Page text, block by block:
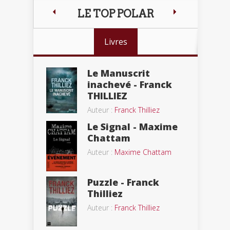
LE TOP POLAR
Livres
Le Manuscrit
inachevé - Franck
THILLIEZ
Auteur : Franck Thilliez
Le Signal - Maxime
Chattam
Auteur : Maxime Chattam
Puzzle - Franck
Thilliez
Auteur : Franck Thilliez